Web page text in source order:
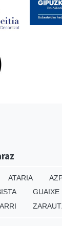
ATARIA
GUAIXE